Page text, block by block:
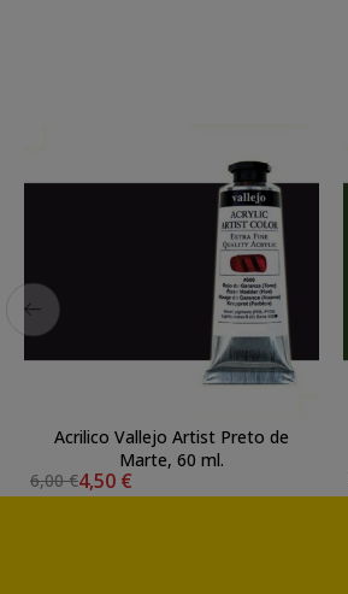
Acrilico Vallejo Artist Preto de
Marte, 60 ml.
6,00 €4,50 €